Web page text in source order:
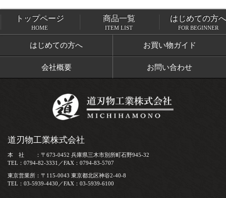
トップページ 商品一覧
はじめての方へ お買い物ガイド
会社概要 お問い合わせ
トップページ
HOME
商品一覧
ITEM LIST
はじめての方へ
FOR BEGINNER
道刃物工業株式会社
本 社 ：〒673-0452 兵庫県三木市別所町石野945-32
TEL：0794-82-3331／FAX：0794-83-5707
東京営業所：〒115-0043 東京都北区神谷2-40-8
TEL：03-5939-4430／FAX：03-5939-6100